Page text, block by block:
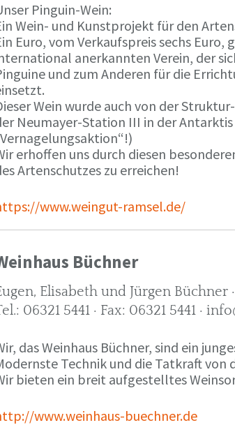
Pinguin-Wein:
Wein- und Kunstprojekt für den
Euro, vom Verkaufspreis sechs
anerkannten Verein, der
und zum Anderen für die
Wein wurde auch von der
Neumayer-Station III in der
erhoffen uns durch diesen
Artenschutzes zu erreichen!
www.weingut-ramsel.de/
Büchner
Elisabeth und Jürgen Büchner
06321 5441 · Fax: 06321 5441 ·
das Weinhaus Büchner, sind ein
Technik und die Tatkraft von
bieten ein breit aufgestelltes
www.weinhaus-buechner.de